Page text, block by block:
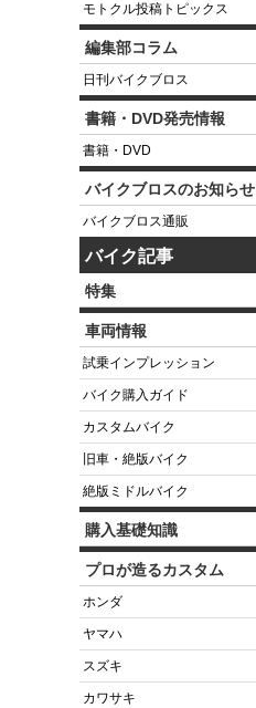
モトクル投稿トピックス
編集部コラム
日刊バイクブロス
書籍・DVD発売情報
書籍・DVD
バイクブロスのお知らせ
バイクブロス通販
バイク記事
特集
車両情報
試乗インプレッション
バイク購入ガイド
カスタムバイク
旧車・絶版バイク
絶版ミドルバイク
購入基礎知識
プロが造るカスタム
ホンダ
ヤマハ
スズキ
カワサキ